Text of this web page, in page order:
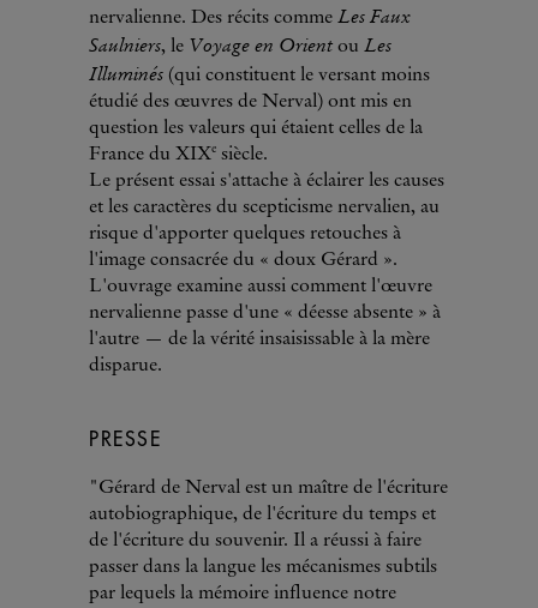
nervalienne. Des récits comme Les Faux
Saulniers, le Voyage en Orient ou Les
Illuminés (qui constituent le versant moins
étudié des œuvres de Nerval) ont mis en
question les valeurs qui étaient celles de la
France du XIXe siècle.
Le présent essai s'attache à éclairer les causes
et les caractères du scepticisme nervalien, au
risque d'apporter quelques retouches à
l'image consacrée du « doux Gérard ».
L'ouvrage examine aussi comment l'œuvre
nervalienne passe d'une « déesse absente » à
l'autre — de la vérité insaisissable à la mère
disparue.
PRESSE
"Gérard de Nerval est un maître de l'écriture
autobiographique, de l'écriture du temps et
de l'écriture du souvenir. Il a réussi à faire
passer dans la langue les mécanismes subtils
par lequels la mémoire influence notre